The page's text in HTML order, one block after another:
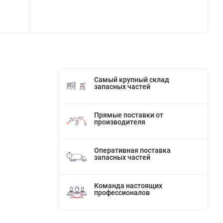
Самый крупный склад
запасных частей
Прямые поставки от
производителя
Оперативная поставка
запасных частей
Команда настоящих
профессионалов